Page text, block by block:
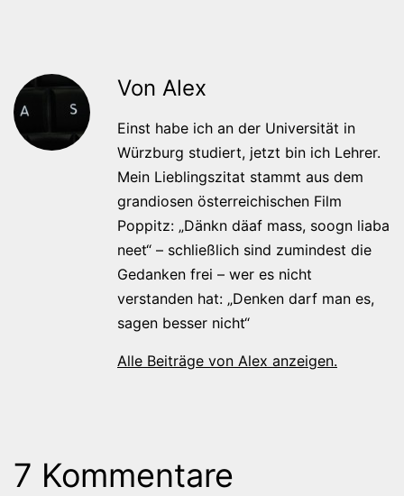
Von Alex
Einst habe ich an der Universität in
Würzburg studiert, jetzt bin ich Lehrer.
Mein Lieblingszitat stammt aus dem
grandiosen österreichischen Film
Poppitz: „Dänkn däaf mass, soogn liaba
neet“ – schließlich sind zumindest die
Gedanken frei – wer es nicht
verstanden hat: „Denken darf man es,
sagen besser nicht“
Alle Beiträge von Alex anzeigen.
7 Kommentare